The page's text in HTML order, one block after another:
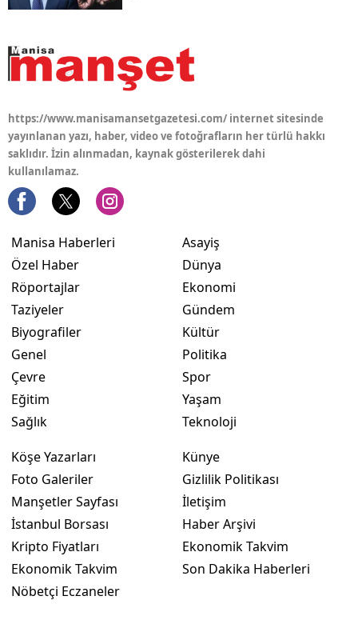
https://www.manisamansetgazetesi.com/ internet sitesinde
yayınlanan yazı, haber, video ve fotoğrafların her türlü hakkı
saklıdır. İzin alınmadan, kaynak gösterilerek dahi
kullanılamaz.
Manisa Haberleri
Özel Haber
Röportajlar
Taziyeler
Biyografiler
Genel
Çevre
Eğitim
Sağlık
Asayiş
Dünya
Ekonomi
Gündem
Kültür
Politika
Spor
Yaşam
Teknoloji
Köşe Yazarları
Foto Galeriler
Manşetler Sayfası
İstanbul Borsası
Kripto Fiyatları
Ekonomik Takvim
Nöbetçi Eczaneler
Künye
Gizlilik Politikası
İletişim
Haber Arşivi
Ekonomik Takvim
Son Dakika Haberleri